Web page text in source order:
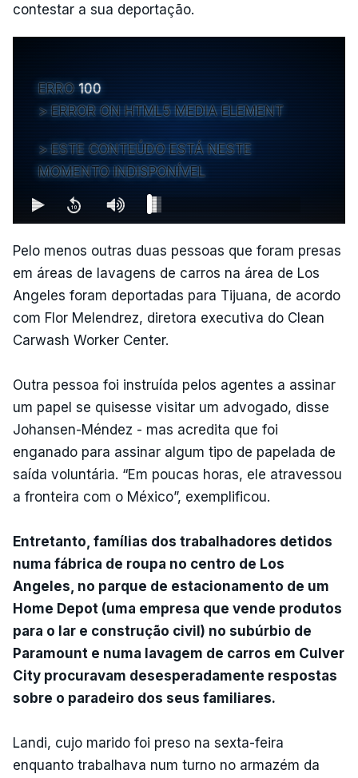
contestar a sua deportação.
ERRO 100
ERROR ON HTML5 MEDIA ELEMENT
ESTE CONTEÚDO ESTÁ NESTE
MOMENTO INDISPONÍVEL
Pelo menos outras duas pessoas que foram presas
em áreas de lavagens de carros na área de Los
Angeles foram deportadas para Tijuana, de acordo
com Flor Melendrez, diretora executiva do Clean
Carwash Worker Center.
Outra pessoa foi instruída pelos agentes a assinar
um papel se quisesse visitar um advogado, disse
Johansen-Méndez - mas acredita que foi
enganado para assinar algum tipo de papelada de
saída voluntária. “Em poucas horas, ele atravessou
a fronteira com o México”, exemplificou.
Entretanto, famílias dos trabalhadores detidos
numa fábrica de roupa no centro de Los
Angeles, no parque de estacionamento de um
Home Depot (uma empresa que vende produtos
para o lar e construção civil) no subúrbio de
Paramount e numa lavagem de carros em Culver
City procuravam desesperadamente respostas
sobre o paradeiro dos seus familiares.
Landi, cujo marido foi preso na sexta-feira
enquanto trabalhava num turno no armazém da